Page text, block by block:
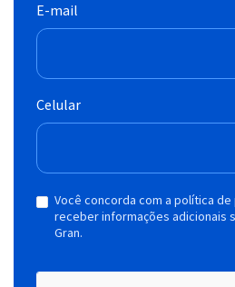
E-mail
Celular
Você concorda com a política
receber informações adicionais
Gran.